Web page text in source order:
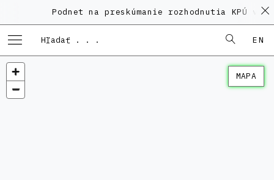
Podnet na preskúmanie rozhodnutia KPÚ vo
EN
MAPA